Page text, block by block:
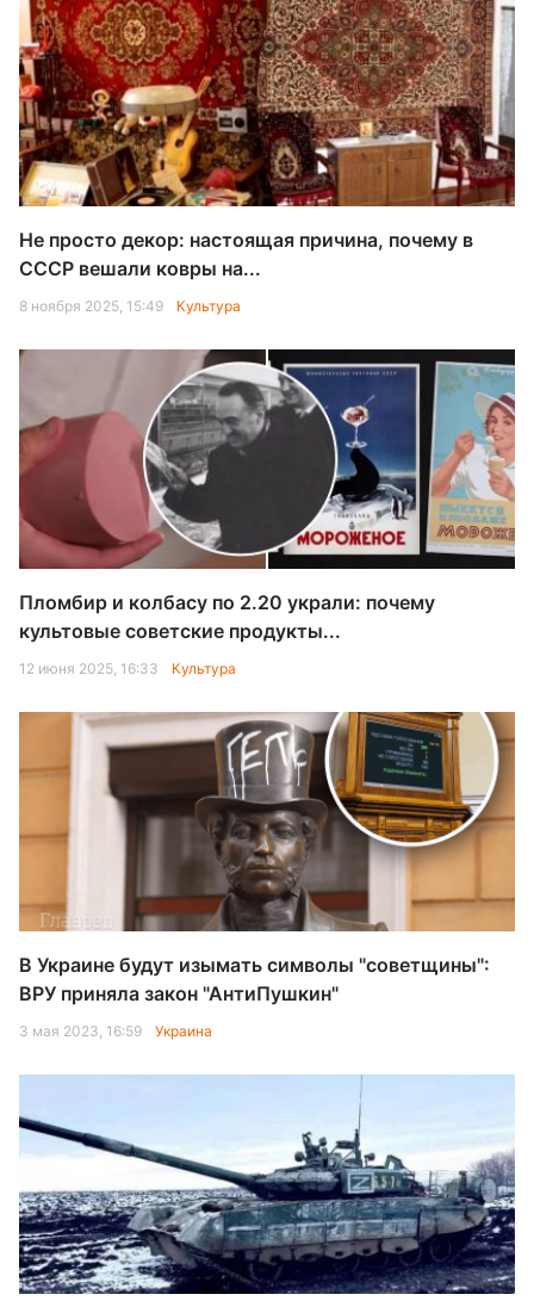
Не просто декор: настоящая причина, почему в
СССР вешали ковры на...
8 ноября 2025, 15:49 Культура
Пломбир и колбасу по 2.20 украли: почему
культовые советские продукты...
12 июня 2025, 16:33 Культура
В Украине будут изымать символы "советщины":
ВРУ приняла закон "АнтиПушкин"
3 мая 2023, 16:59 Украина